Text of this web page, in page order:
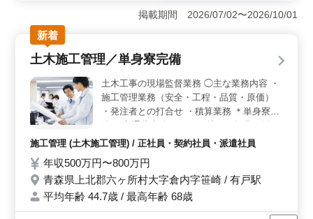
日は123日。休日の予定を立てやすく、仕事と私生活のメ
リハリをつけながら働けます。 ＜経験を活かせるお
仕事＞ 再処理施設における電気・計装工事の施工管理
を担当。客先との打合せ、現場調査、計画書作成、安
全・品質管理など、5年以上の施工管理経験を活かせま
す。 ＜充実した待遇＞ 車通勤に対応し、通勤用バ
スも利用可能。賞与、交通費支給、社会保険、退職金に
加え、単身・世帯寮も完備しており、安心して長く働け
る環境です。
掲載期間 2026/07/02〜2026/10/01
新着
土木施工管理／単身寮完備
土木工事の現場監督業務 ◯主な業務内容 ・
施工管理業務（安全・工程・品質・原価）
・発注者との打合せ ・積算業務 ＊単身寮完
備 ＊交通費支給 これまで培った知見を活か
せる仕事です。 ベテランさんの募集を心待
施工管理 (土木施工管理) / 正社員・契約社員・派遣社員
年収500万円〜800万円
青森県上北郡六ヶ所村大字倉内字笹崎 / 有戸駅
平均年齢 44.7歳 / 最高年齢 68歳